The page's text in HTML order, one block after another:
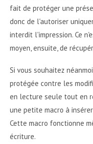
fait de protéger une
donc de l'autoriser
interdit l'impression. Ce
moyen, ensuite, de
Si vous souhaitez
protégée contre les
en lecture seule tout en
une petite macro à
Cette macro fonctionne
écriture.